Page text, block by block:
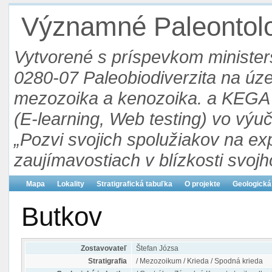
Významné
Vytvorené s príspevkom
0280-07 Paleobiodiverzita na
mezozoika a kenozoika. a
(E-learning, Web testing) vo
„Pozvi svojich spolužiakov na
zaujímavostiach v blízkosti
Mapa Lokality Stratigrafická tabuľka O projekte
Butkov
Zostavovateľ
Štefan Józsa
Stratigrafia
/ Mezozoikum / Krieda / Spodná krieda